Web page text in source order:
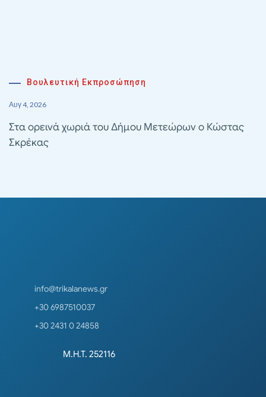
Βουλευτική Εκπροσώπηση
Αυγ 4, 2026
Στα ορεινά χωριά του Δήμου Μετεώρων ο Κώστας
Σκρέκας
info@trikalanews.gr
+30 6987510037
+30 2431 0 24858
Μ.Η.Τ. 252116